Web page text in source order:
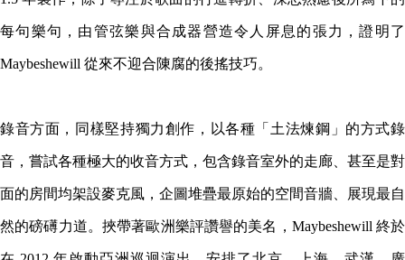
每句樂句，由管弦樂與合成器營造令人屏息的張力，證明了
Maybeshewill 從來不迎合陳腐的後搖技巧。
錄音方面，同樣堅持獨力創作，以各種「土法煉鋼」的方式錄
音，嘗試各種極大的收音方式，包含錄音室外的走廊、甚至是對
面的房間均架設麥克風，企圖堆疊最原始的空間音牆、展現最自
然的磅礡力道。挾帶著歐洲樂評讚譽的美名，Maybeshewill 終於